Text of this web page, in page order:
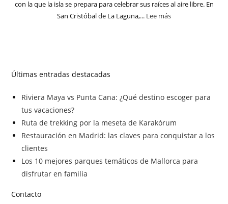
con la que la isla se prepara para celebrar sus raíces al aire libre. En
San Cristóbal de La Laguna,... Lee más
Últimas entradas destacadas
Riviera Maya vs Punta Cana: ¿Qué destino escoger para
tus vacaciones?
Ruta de trekking por la meseta de Karakórum
Restauración en Madrid: las claves para conquistar a los
clientes
Los 10 mejores parques temáticos de Mallorca para
disfrutar en familia
Contacto